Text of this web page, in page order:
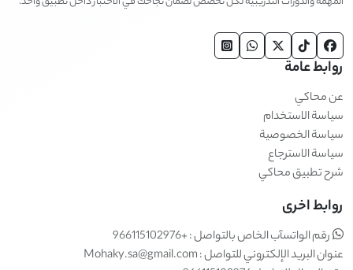
روابط عامة
عن محاكي
سياسة الاستخدام
سياسة الخصوصية
سياسة الاسترجاع
شرح تطبيق محاكي
روابط اخرى
رقم الواتسآب الخاص بالتواصل : +966115102976
عنوان البريد الإلكتروني للتواصل : Mohaky.sa@gmail.com